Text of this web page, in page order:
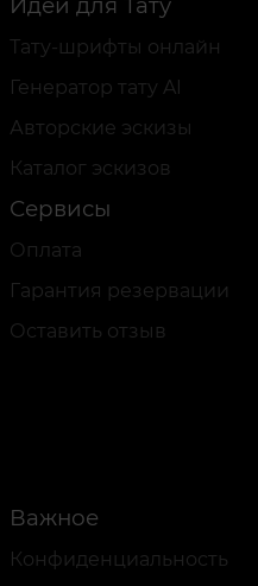
Тату-шрифты онлайн
Генератор тату AI
Авторские эскизы
Каталог эскизов
Сервисы
Оплата
Гарантия резервации
Оставить отзыв
Важное
Конфиденциальность